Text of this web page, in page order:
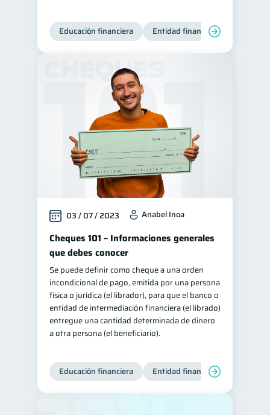
Educación financiera Entidad financiera
03 / 07 / 2023 Anabel Inoa
Cheques 101 – Informaciones generales
que debes conocer
Se puede definir como cheque a una orden
incondicional de pago, emitida por una persona
física o jurídica (el librador), para que el banco o
entidad de intermediación financiera (el librado)
entregue una cantidad determinada de dinero
a otra persona (el beneficiario).
Educación financiera Entidad financiera